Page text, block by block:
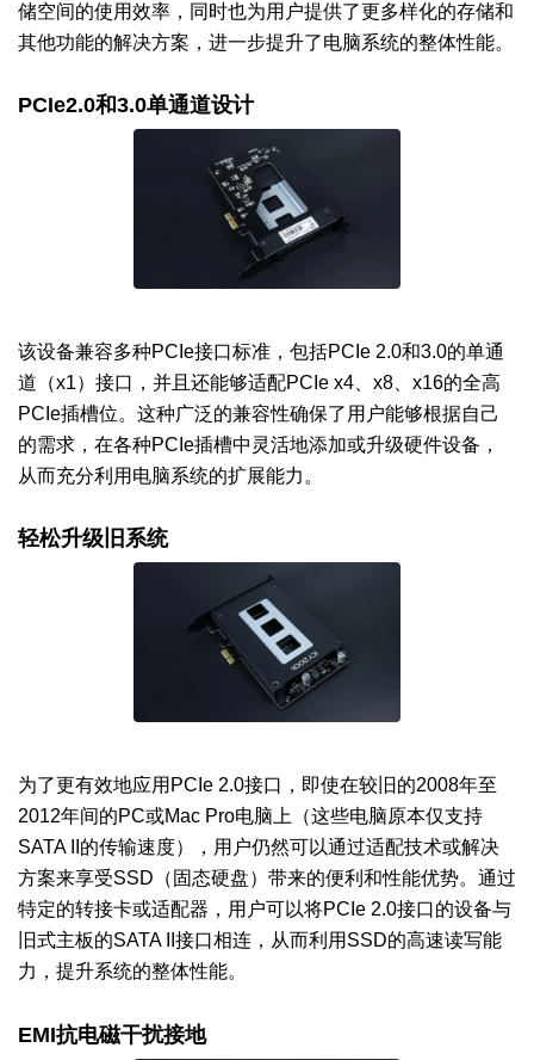
储空间的使用效率，同时也为用户提供了更多样化的存储和
其他功能的解决方案，进一步提升了电脑系统的整体性能。
PCIe2.0和3.0单通道设计
该设备兼容多种PCIe接口标准，包括PCIe 2.0和3.0的单通
道（x1）接口，并且还能够适配PCIe x4、x8、x16的全高
PCIe插槽位。这种广泛的兼容性确保了用户能够根据自己
的需求，在各种PCIe插槽中灵活地添加或升级硬件设备，
从而充分利用电脑系统的扩展能力。
轻松升级旧系统
为了更有效地应用PCIe 2.0接口，即使在较旧的2008年至
2012年间的PC或Mac Pro电脑上（这些电脑原本仅支持
SATA II的传输速度），用户仍然可以通过适配技术或解决
方案来享受SSD（固态硬盘）带来的便利和性能优势。通过
特定的转接卡或适配器，用户可以将PCIe 2.0接口的设备与
旧式主板的SATA II接口相连，从而利用SSD的高速读写能
力，提升系统的整体性能。
EMI抗电磁干扰接地